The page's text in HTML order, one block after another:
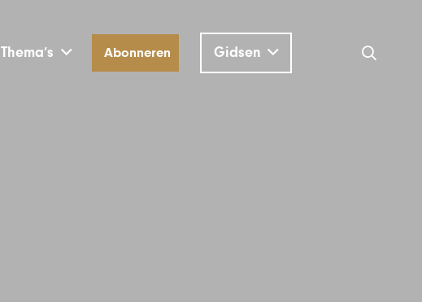
Thema’s Abonneren Gidsen